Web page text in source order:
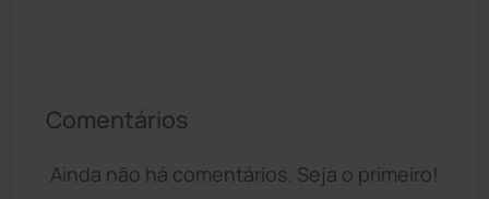
Comentários
Ainda não há comentários. Seja o primeiro!